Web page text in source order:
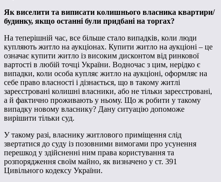
Як виселити та виписати колишнього власника квартири/
будинку, якщо останні були придбані на торгах?
На теперішній час, все більше стало випадків, коли люди
купляють житло на аукціонах. Купити житло на аукціоні – це
означає купити житло із високим дисконтом від ринкової
вартості в любій точці України. Водночас з цим, нерідко є
випадки, коли особа купляє житло на аукціоні, оформляє на
себе право власності і дізнається, що в такому житлі
зареєстровані колишні власники, або не тільки зареєстровані,
а й фактично проживають у ньому. Що ж робити у такому
випадку новому власнику? Дану ситуацію допоможе
вирішити тільки суд.
У такому разі, власнику житлового приміщення слід
звертатися до суду із позовними вимогами про усунення
перешкод у здійсненні ним права користування та
розпорядження своїм майно, як визначено у ст. 391
Цивільного кодексу України.